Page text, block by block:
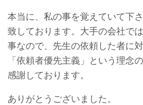
本当に、私の事を覚えていて下
致しております。大手の会社で
事なので、先生の依頼した者に
「依頼者優先主義」という理念
感謝しております。
ありがとうございました。